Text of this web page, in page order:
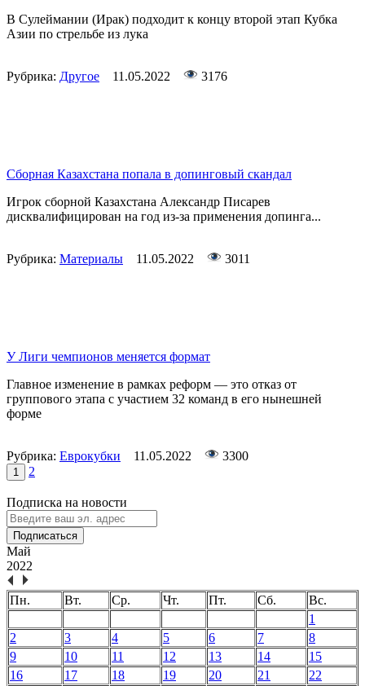
В Сулеймании (Ирак) подходит к концу второй этап Кубка
Азии по стрельбе из лука
Рубрика: Другое 11.05.2022 3176
Сборная Казахстана попала в допинговый скандал
Игрок сборной Казахстана Александр Писарев
дисквалифицирован на год из-за применения допинга...
Рубрика: Материалы 11.05.2022 3011
У Лиги чемпионов меняется формат
Главное изменение в рамках реформ — это отказ от
группового этапа с участием 32 команд в его нынешней
форме
Рубрика: Еврокубки 11.05.2022 3300
1 2
Подписка на новости
Подписаться
Май
2022
Пн. Вт. Ср. Чт. Пт. Сб.
Вс.
1
2
3 4 5 6 7
8
9
10 11 12 13 14
15
16
17 18 19 20 21
22